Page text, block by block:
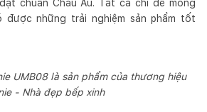
chuẩn Châu Âu. Tất cả chỉ để mong
được những trải nghiệm sản phẩm tốt
UMB08 là sản phẩm của thương hiệu
- Nhà đẹp bếp xinh